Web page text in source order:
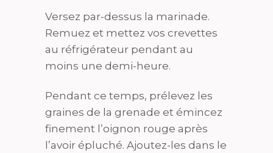
Versez par-dessus la marinade.
Remuez et mettez vos crevettes
au réfrigérateur pendant au
moins une demi-heure.
Pendant ce temps, prélevez les
graines de la grenade et émincez
finement l’oignon rouge après
l’avoir épluché. Ajoutez-les dans le